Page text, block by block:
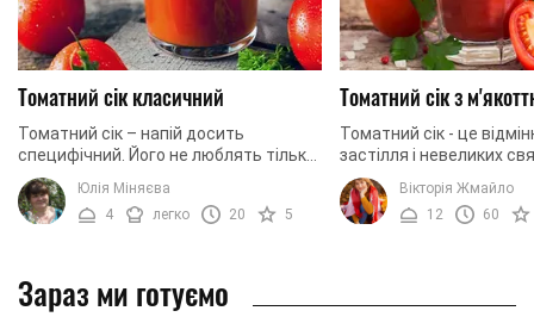
Томатний сік класичний
Томатний сік – напій досить
специфічний. Його не люблять тільки
ті, хто ще не розпробував повною
мірою чудовий смак вижатих томатів.
У домашніх ...
Юлія Міняєва
4
легко 20 5
Томатний сік з
Томатний сік - це
застілля і невеликих
універсальним, так як
подачі на стіл, і ...
Вікторія Жмайло
12
60
Зараз ми готуємо